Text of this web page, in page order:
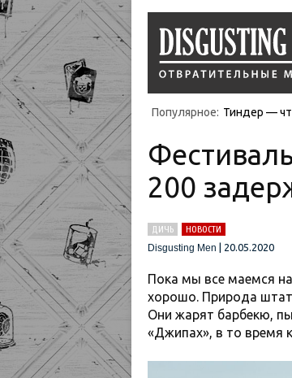
Популярное: Тиндер —
200
ДИЧЬ
НОВОСТИ
Disgusting Men
20.05.2020
Пока мы все маемся на
хорошо. Природа
Они жарят барбекю,
«Джипах», в то время